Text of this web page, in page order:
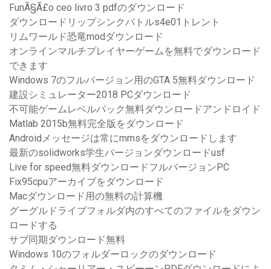
FunÃ§Ã£o ceo livro 3 pdfのダウンロード
ダウンロードリップシンクバトルs4e01トレント
リムワールド恐竜modダウンロード
オンラインマルチプレイヤーゲームを無料でダウンロード
できます
Windows 7のフルバージョン用のGTA 5無料ダウンロード
建設シミュレーター2018 PCダウンロード
不可能ゲームレベルパック無料ダウンロードアンドロイド
Matlab 2015b無料完全版をダウンロード
Androidメッセージは常にmmsをダウンロードします
最新のsolidworks学生バージョンダウンロードusf
Live for speed無料ダウンロードフルバージョンPC
Fix95cpuアーカイブをダウンロード
Macダウンロード用の無料の計算機
グーグルドライブフォルダ内のすべてのファイルをダウン
ロードする
サブ同期ダウンロード無料
Windows 10のフォルダーロックのダウンロード